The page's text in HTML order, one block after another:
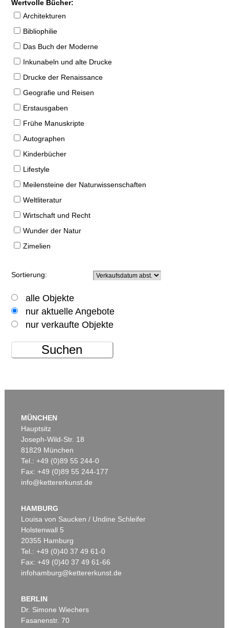
Wertvolle Bücher:
Architekturen
Bibliophilie
Das Buch der Moderne
Inkunabeln und alte Drucke
Drucke der Renaissance
Geografie und Reisen
Erstausgaben
Frühe Manuskripte
Autographen
Kinderbücher
Lifestyle
Meilensteine der Naturwissenschaften
Weltliteratur
Wirtschaft und Recht
Wunder der Natur
Zimelien
Sortierung:
alle Objekte
nur aktuelle Angebote
nur verkaufte Objekte
Suchen
MÜNCHEN
Hauptsitz
Joseph-Wild-Str. 18
81829 München
Tel.: +49 (0)89 55 244-0
Fax: +49 (0)89 55 244-177
info@kettererkunst.de
HAMBURG
Louisa von Saucken / Undine Schleifer
Holstenwall 5
20355 Hamburg
Tel.: +49 (0)40 37 49 61-0
Fax: +49 (0)40 37 49 61-66
infohamburg@kettererkunst.de
BERLIN
Dr. Simone Wiechers
Fasanenstr. 70